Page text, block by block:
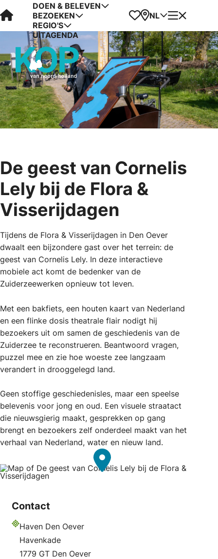
Visit Kop van Holland
DOEN & BELEVEN
BEZOEKEN
REGIO'S
UITAGENDA
Favorieten
Kaart
NL Menu
De geest van Cornelis
Lely bij de Flora &
Visserijdagen
Tijdens de Flora & Visserijdagen in Den Oever
dwaalt een bijzondere gast over het terrein: de
geest van Cornelis Lely. In deze interactieve
mobiele act komt de bedenker van de
Zuiderzeewerken opnieuw tot leven.
Met een bakfiets, een houten kaart van Nederland
en een flinke dosis theatrale flair nodigt hij
bezoekers uit om samen de geschiedenis van de
Zuiderzee te reconstrueren. Beantwoord vragen,
puzzel mee en zie hoe woeste zee langzaam
verandert in drooggelegd land.
Geen stoffige geschiedenisles, maar een speelse
belevenis voor jong en oud. Een visuele straatact
die nieuwsgierig maakt, gesprekken op gang
brengt en bezoekers zelf onderdeel maakt van het
verhaal van Nederland, water en nieuw land.
Contact
Haven Den Oever
Havenkade
1779 GT Den Oever